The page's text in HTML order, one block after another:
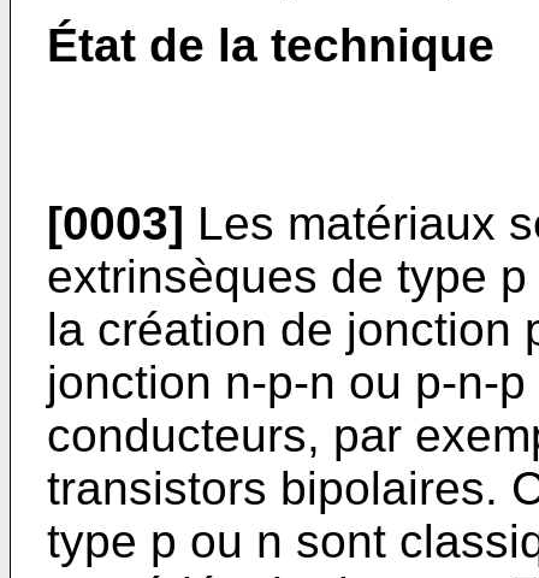
État de la technique
[0003] Les matériaux
extrinsèques de type
la création de jonction
jonction n-p-n ou p-n-
conducteurs, par
transistors bipolaires.
type p ou n sont